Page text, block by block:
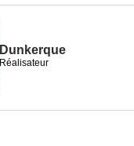
Dunkerque
Réalisateur